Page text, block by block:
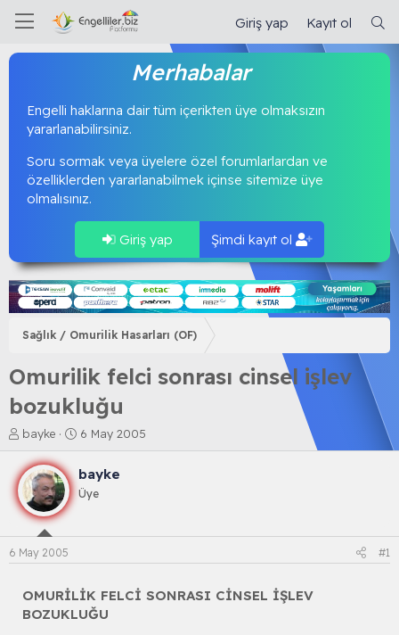
Giriş yap Kayıt ol
Merhabalar
Engelli haklarına dair tüm içerikten üye olmaksızın
yararlanabilirsiniz.
Soru sormak veya üyelere özel forumlarlardan ve
özelliklerden yararlanabilmek içinse sitemize üye
olmalısınız.
Giriş yap Şimdi kayıt ol
Sağlık / Omurilik Hasarları (OF)
Omurilik felci sonrası cinsel işlev
bozukluğu
K
o
n
b
u
y
a
l
a
bayke
B
a
l
a
ç
a
r
6 May 2005
bayke
Üye
6 May 2005 #1
OMURİLİK FELCİ SONRASI CİNSEL İŞLEV
BOZUKLUĞU